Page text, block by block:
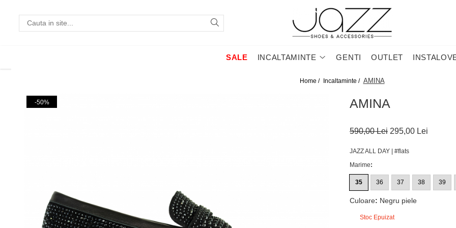
Incaltaminte
Sandale cu toc
SALE INCALTAMINTE GENTI OUTLET
Home / Incaltaminte / AMINA
AMINA
-50%
590,00 Lei 295,00 Lei
JAZZ ALL DAY | #flats
Marime:
35 36 37 38 39
Culoare: Negru piele
Stoc Epuizat